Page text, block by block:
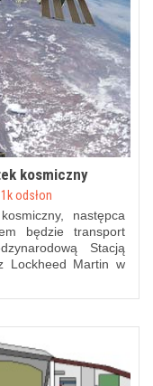
kosmiczny
odsłon
następca
będzie transport
Stacją
Lockheed Martin w